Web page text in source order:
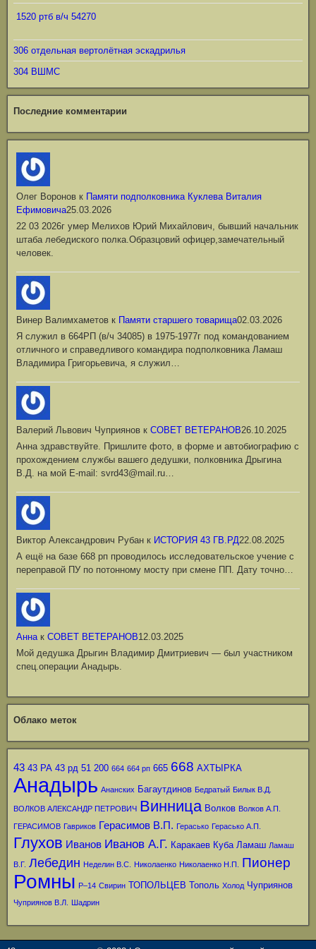
1520 ртб в/ч 54270
306 отдельная вертолётная эскадрилья
304 ВШМС
Последние комментарии
Олег Воронов к Памяти подполковника Куклева Виталия
Ефимовича25.03.2026
22 03 2026г умер Мелихов Юрий Михайлович, бывший начальник
штаба лебедиского полка.Образцовий офицер,замечательный
человек.
Винер Валимхаметов к Памяти старшего товарища02.03.2026
Я служил в 664РП (в/ч 34085) в 1975-1977г под командованием
отличного и справедливого командира подполковника Ламаш
Владимира Григорьевича, я служил…
Валерий Львович Чуприянов к СОВЕТ ВЕТЕРАНОВ26.10.2025
Анна здравствуйте. Пришлите фото, в форме и автобиографию с
прохождением службы вашего дедушки, полковника Дрыгина
В.Д. на мой Е-mail: svrd43@mail.ru…
Виктор Александрович Рубан к ИСТОРИЯ 43 ГВ.РД22.08.2025
А ещё на базе 668 рп проводилось исследовательское учение с
переправой ПУ по потонному мосту при смене ПП. Дату точно…
Аннак СОВЕТ ВЕТЕРАНОВ12.03.2025
Мой дедушка Дрыгин Владимир Дмитриевич — был участником
спец.операции Анадырь.
Облако меток
43 43 РА 43 рд 51 200 664 664 рп 665 668 АХТЫРКА
Анадырь Ананских Багаутдинов Бедратый Билык В.Д.
ВОЛКОВ АЛЕКСАНДР ПЕТРОВИЧ Винница Волков Волков А.П.
ГЕРАСИМОВ Гавриков Герасимов В.П. Герасько Герасько А.П.
Глухов Иванов Иванов А.Г. Каракаев Куба Ламаш Ламаш
В.Г. Лебедин Неделин В.С. Николаенко Николаенко Н.П. Пионер
Ромны Р–14 Свирин ТОПОЛЬЦЕВ Тополь Холод Чуприянов
Чуприянов В.Л. Шадрин